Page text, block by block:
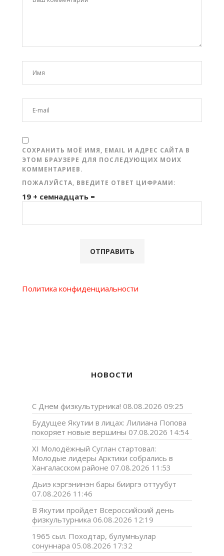
СОХРАНИТЬ МОЁ ИМЯ, EMAIL И АДРЕС САЙТА В
ЭТОМ БРАУЗЕРЕ ДЛЯ ПОСЛЕДУЮЩИХ МОИХ
КОММЕНТАРИЕВ.
ПОЖАЛУЙСТА, ВВЕДИТЕ ОТВЕТ ЦИФРАМИ:
19 + семнадцать =
Политика конфиденциальности
НОВОСТИ
С Днем физкультурника! 08.08.2026 09:25
Будущее Якутии в лицах: Лилиана Попова
покоряет новые вершины 07.08.2026 14:54
XI Молодёжный Суглан стартовал:
Молодые лидеры Арктики собрались в
Хангаласском районе 07.08.2026 11:53
Дьиэ кэргэнинэн бары бииргэ оттуубут
07.08.2026 11:46
В Якутии пройдет Всероссийский день
физкультурника 06.08.2026 12:19
1965 сыл. Походтар, булумньулар
сонуннара 05.08.2026 17:32